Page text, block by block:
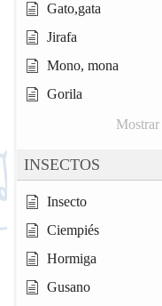
Gato,gata
Jirafa
Mono, mona
Gorila
Mostrar
INSECTOS
Insecto
Ciempiés
Hormiga
Gusano